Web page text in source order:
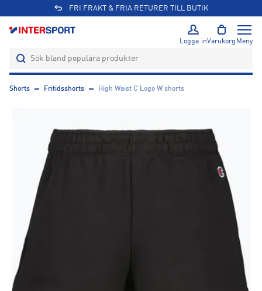
FRI FRAKT & FRIA RETURER TILL BUTIK
Logga inVarukorg Meny
Shorts Fritidsshorts High Waist C Logo W shorts